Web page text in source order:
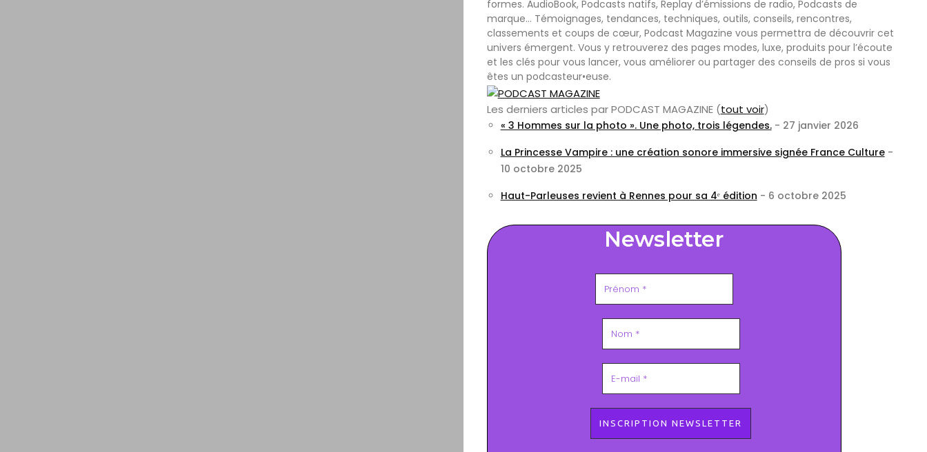
formes. AudioBook, Podcasts natifs, Replay d’émissions de radio, Podcasts de
marque… Témoignages, tendances, techniques, outils, conseils, rencontres,
classements et coups de cœur, Podcast Magazine vous permettra de découvrir cet
univers émergent. Vous y retrouverez des pages modes, luxe, produits pour l’écoute
et les clés pour vous lancer, vous améliorer ou partager des conseils de pros si vous
êtes un podcasteur•euse.
Les derniers articles par PODCAST MAGAZINE (tout voir)
« 3 Hommes sur la photo ». Une photo, trois légendes.- 27 janvier 2026
La Princesse Vampire : une création sonore immersive signée France Culture-
10 octobre 2025
Haut-Parleuses revient à Rennes pour sa 4ᵉ édition - 6 octobre 2025
Newsletter